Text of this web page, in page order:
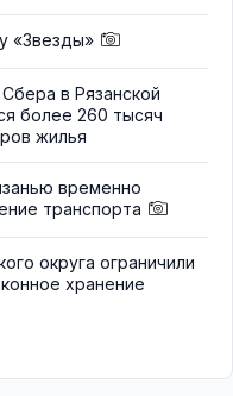
«Звезды»
в Рязанской
более 260 тысяч
жилья
временно
транспорта
округа ограничили
хранение